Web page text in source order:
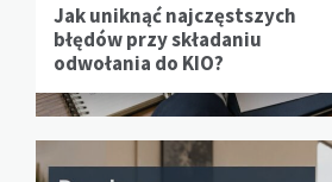
Jak uniknąć najczęstszych
błędów przy składaniu
odwołania do KIO?